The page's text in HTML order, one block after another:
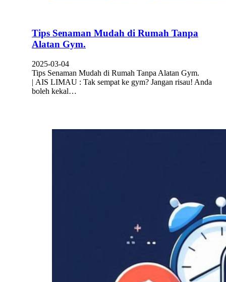
Tips Senaman Mudah di Rumah Tanpa
Alatan Gym.
2025-03-04
Tips Senaman Mudah di Rumah Tanpa Alatan Gym.
| AIS LIMAU : Tak sempat ke gym? Jangan risau! Anda
boleh kekal…